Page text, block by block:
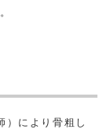
により骨粗し